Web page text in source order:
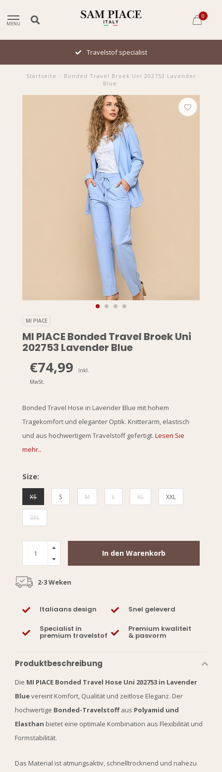
MENU
0
Travelstof specialist
Startseite
Bonded Travel Broek Uni 202753 Lavender
Blue
MI PIACE
MI PIACE Bonded Travel Broek Uni
202753 Lavender Blue
€74,99
Inkl.
MwSt.
Bonded Travel Hose in Lavender Blue mit hohem
Tragekomfort und eleganter Optik. Knitterarm, elastisch
und aus hochwertigem Travelstoff gefertigt. Lesen Sie
mehr..
Size:
XS S M L XL XXL
3XL
In den Warenkorb
2-3 Weken
Italiaans design Snel geleverd
Specialist in
premium travelstof
Premium kwaliteit
& pasvorm
Produktbeschreibung
Die MI PIACE Bonded Travel Hose Uni 202753 in Lavender
Bluevereint Komfort, Qualität und zeitlose Eleganz. Der
hochwertige Bonded-Travelstoffaus Polyamid und
Elasthan bietet eine optimale Kombination aus Flexibilität und
Formstabilität.
Das Material ist atmungsaktiv, schnelltrocknend und nahezu